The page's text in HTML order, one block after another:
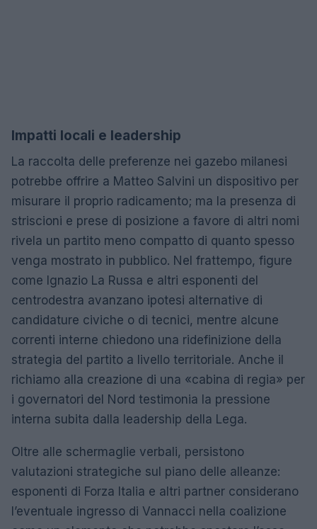
Impatti locali e leadership
La raccolta delle preferenze nei gazebo milanesi
potrebbe offrire a Matteo Salvini un dispositivo per
misurare il proprio radicamento; ma la presenza di
striscioni e prese di posizione a favore di altri nomi
rivela un partito meno compatto di quanto spesso
venga mostrato in pubblico. Nel frattempo, figure
come Ignazio La Russa e altri esponenti del
centrodestra avanzano ipotesi alternative di
candidature civiche o di tecnici, mentre alcune
correnti interne chiedono una ridefinizione della
strategia del partito a livello territoriale. Anche il
richiamo alla creazione di una «cabina di regia» per
i governatori del Nord testimonia la pressione
interna subita dalla leadership della Lega.
Oltre alle schermaglie verbali, persistono
valutazioni strategiche sul piano delle alleanze:
esponenti di Forza Italia e altri partner considerano
l’eventuale ingresso di Vannacci nella coalizione